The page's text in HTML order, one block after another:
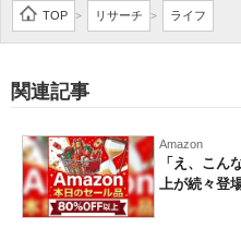
企業向けIT製品の総合サイト
製造業のIT導入・活用を支援
モノづくり技術者専門サイト
エレクトロニクス専門サイト
TOP > リサーチ > ライフ
関連記事
Amazon
「え、こん
上が続々登